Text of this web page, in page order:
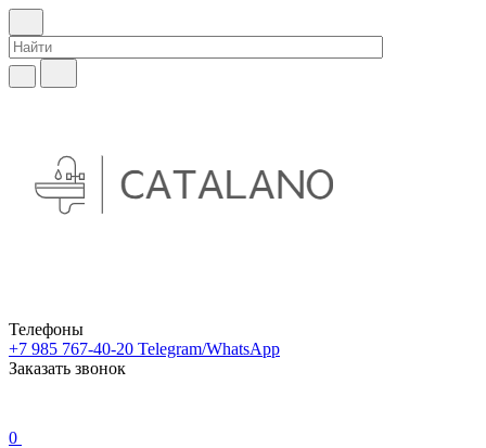
Телефоны
+7 985 767-40-20 Telegram/WhatsApp
Заказать звонок
0